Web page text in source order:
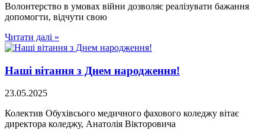
Волонтерство в умовах війни дозволяє реалізувати бажання
допомогти, відчути свою
Читати далі »
Наші вітання з Днем народження!
23.05.2025
Колектив Обухівсього медичного фахового коледжу вітає
директора коледжу, Анатолія Вікторовича